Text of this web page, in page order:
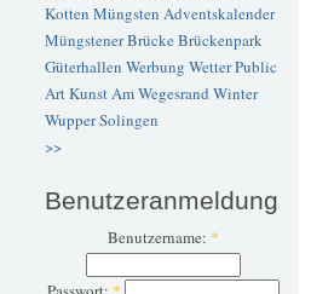
Kotten Müngsten Adventskalender
Müngstener BrückeBrückenpark
Güterhallen Werbung WetterPublic
ArtKunstAm Wegesrand Winter
WupperSolingen
>>
Benutzeranmeldung
Benutzername: *